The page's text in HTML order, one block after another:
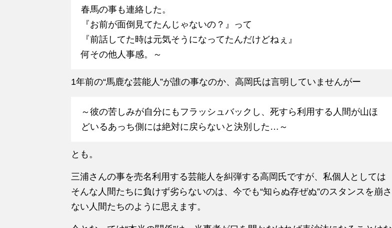
春馬の事も連絡した。
『お前が面倒見てたんじゃないの？』って
『前話してた時は元気そうになってたんだけどねぇ』
何その他人事感。～
1年前の“馬鹿な芸能人”が誰の事なのか、高岡氏は言明していませんがー
～彼の苦しみが自分にもフラッシュバックし、死すら利用する人間が山ほ
どいるあっち側には絶対に戻らないと決別した…～
とも。
三浦さんの事を売名利用する芸能人を糾弾する高岡氏ですが、私個人としては
そんな人間たちに負けず劣らないのは、今でも“知らぬ存ぜぬ”のスタンスを崩さ
ない人間たちのように思えます。